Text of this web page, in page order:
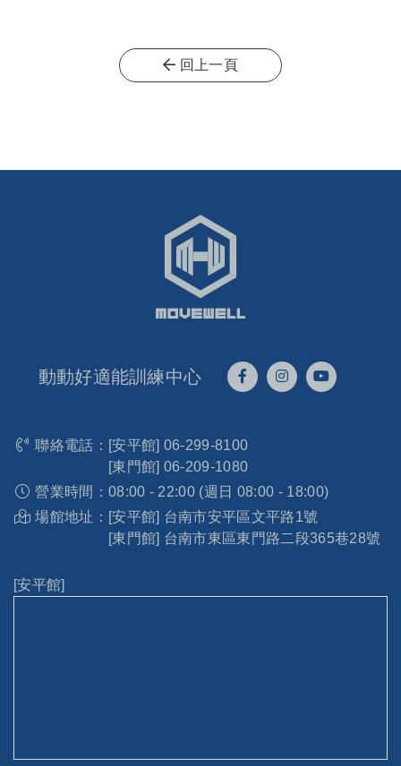
回上一頁
動動好適能訓練中心
聯絡電話： [安平館] 06-299-8100
[東門館] 06-209-1080
營業時間： 08:00 - 22:00 (週日 08:00 - 18:00)
場館地址： [安平館] 台南市安平區文平路1號
[東門館] 台南市東區東門路二段365巷28號
[安平館]